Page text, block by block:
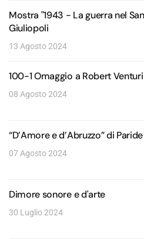
Mostra "1943 - La guerra nel
Giuliopoli
13 Agosto 2024
100-1 Omaggio a Robert Venturi
08 Agosto 2024
“D’Amore e d’Abruzzo” di
07 Agosto 2024
Dimore sonore e d'arte
30 Luglio 2024